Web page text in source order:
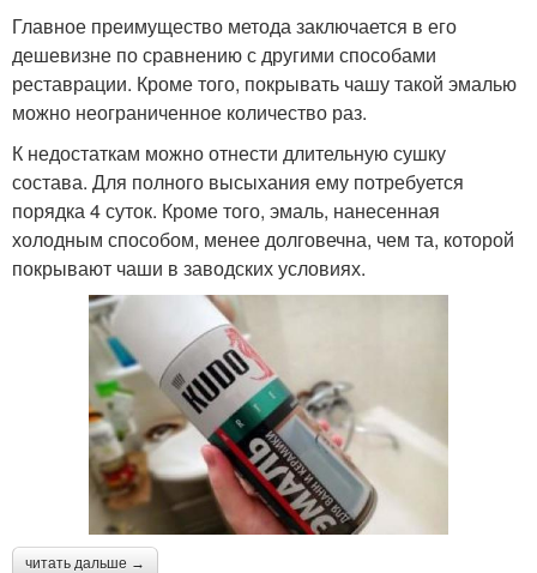
Главное преимущество метода заключается в его
дешевизне по сравнению с другими способами
реставрации. Кроме того, покрывать чашу такой эмалью
можно неограниченное количество раз.
К недостаткам можно отнести длительную сушку
состава. Для полного высыхания ему потребуется
порядка 4 суток. Кроме того, эмаль, нанесенная
холодным способом, менее долговечна, чем та, которой
покрывают чаши в заводских условиях.
читать дальше →